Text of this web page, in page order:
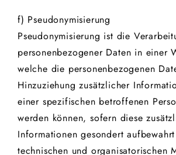
f) Pseudonymisierung
Pseudonymisierung ist die
personenbezogener Daten in einer
welche die personenbezogenen
Hinzuziehung zusätzlicher
einer spezifischen betroffenen
werden können, sofern diese
Informationen gesondert
technischen und organisatorischen